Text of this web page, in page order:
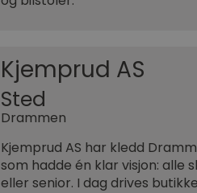
Kjemprud AS
Sted
Drammen
Kjemprud AS har kledd
som hadde én klar visjon: alle
eller senior. I dag drives